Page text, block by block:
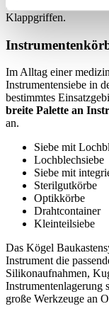
Klappgriffen.
Im Alltag einer
Instrumentensiebe in
bestimmtes
breite Palette an
an.
Siebe mit
Lochblechsiebe
Siebe mit
Sterilgutkörbe
Optikkörbe
Drahtcontainer
Kleinteilsiebe
Das Kögel
Instrument die
Silikonaufnahmen,
Instrumentenlagerung
große Werkzeuge an